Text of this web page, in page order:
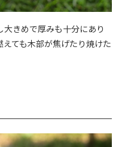
きめで厚みも十分にあり
ても木部が焦げたり焼けた